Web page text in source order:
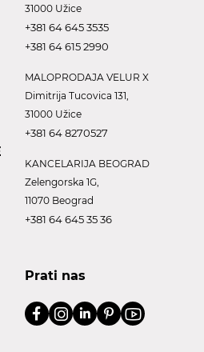
31000 Užice
+381 64 645 3535
+381 64 615 2990
MALOPRODAJA VELUR X
Dimitrija Tucovica 131,
31000 Užice
+381 64 8270527
KANCELARIJA BEOGRAD
Zelengorska 1G,
11070 Beograd
+381 64 645 35 36
Prati nas